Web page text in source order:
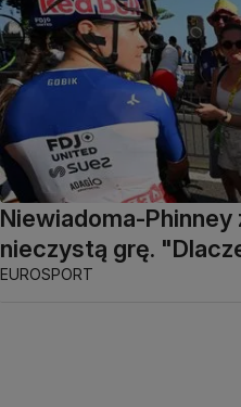
Niewiadoma-Phinney
nieczystą grę.
EUROSPORT